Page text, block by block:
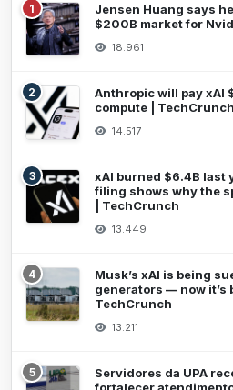
1
Jensen Huang says
$200B market for
18.961
2
Anthropic will pay xAI
compute | TechCrunch
14.517
3
xAI burned $6.4B last
filing shows why the
| TechCrunch
13.449
4
Musk’s xAI is being
generators — now it’s
TechCrunch
13.211
5
Servidores da UPA